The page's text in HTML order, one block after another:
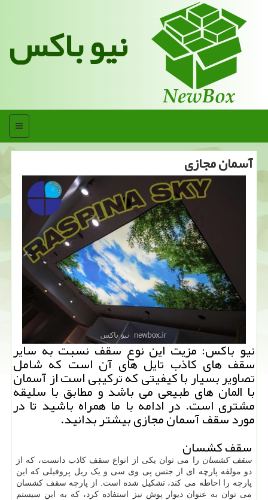
نیو باکس
منو
آسمان مجازی
نیو باكس: مزیت این نوع سقف نسبت به سایر
سقف های كاذب تایل های آن است كه شامل
تصاویر بسیار با كیفیتی كه تركیبی است از آسمان
با المان های طبیعی می باشد و مطابق با سلیقه
مشتری است. در ادامه با ما همراه باشید تا در
مورد سقف آسمان مجازی بیشتر بدانید.
سقف کشسان
سقف کشسان را می توان یکی از انواع سقف کاذب دانست، که از
دو مولفه پارچه ای از جنس پی وی سی و یک ریل پروفیلی که این
پارچه را احاطه می کند، تشکیل شده است. از پارچه سقف کشسان
می توان به عنوان دیوار پوش نیز استفاده کرد، که به این سیستم